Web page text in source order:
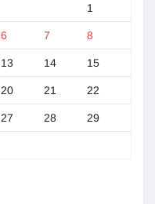
1
6 7 8
13 14 15
20 21 22
27 28 29